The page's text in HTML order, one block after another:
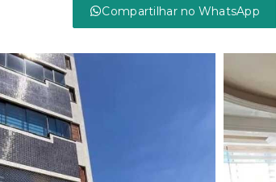
Compartilhar no WhatsApp